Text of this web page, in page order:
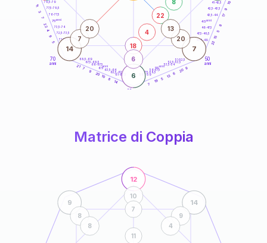
50
anni
60
70
anni
41-42,5
42,5-43,5
43,5-44
46-47,5
47,5-48,5
48,5-49
51-52,5
52,5-53,5
53,5-54
56-57,5
57,5-58,5
58,5-59
61-62,5
62,5-63,5
63,5-64
66-67,5
67,5-68,5
68,5-69
71-72,5
72,5-73,5
73,5-74
76-77,5
77,5-78,5
78,5-79 10
9
17
8
5
15
22
9
20
6
13
5
19
7
14
8
10
20
9
7
21
5
9
4
22
7
3
11
6
14 7
18
4
22
8
6
7
20
20
13
45anni
55anni
65anni
75anni
Matrice di Coppia
12
9 14
10
7
11
8
8
9
4